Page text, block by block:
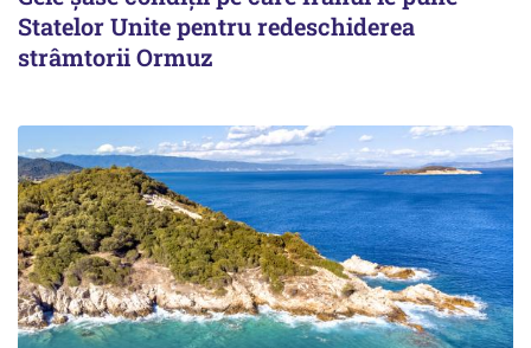
Statelor Unite pentru redeschiderea
strâmtorii Ormuz